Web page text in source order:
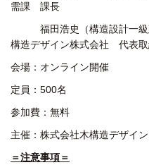
需課 課長
福田浩史（構造設計一級建
構造デザイン株式会社 代表
会場：オンライン開催
定員：500名
参加費：無料
主催：株式会社木構造デザイ
＝注意事項＝